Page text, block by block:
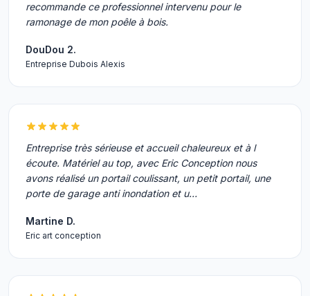
recommande ce professionnel intervenu pour le
ramonage de mon poêle à bois.
DouDou 2.
Entreprise Dubois Alexis
Entreprise très sérieuse et accueil chaleureux et à l
écoute. Matériel au top, avec Eric Conception nous
avons réalisé un portail coulissant, un petit portail, une
porte de garage anti inondation et u…
Martine D.
Eric art conception